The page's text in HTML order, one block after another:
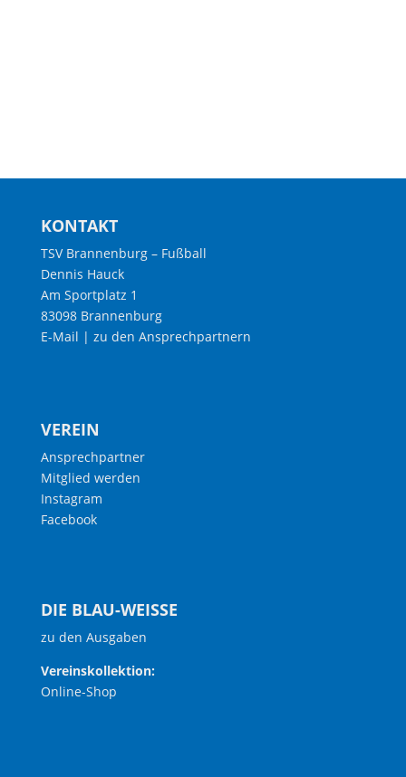
KONTAKT
TSV Brannenburg – Fußball
Dennis Hauck
Am Sportplatz 1
83098 Brannenburg
E-Mail | zu den Ansprechpartnern
VEREIN
Ansprechpartner
Mitglied werden
Instagram
Facebook
DIE BLAU-WEISSE
zu den Ausgaben
Vereinskollektion:
Online-Shop